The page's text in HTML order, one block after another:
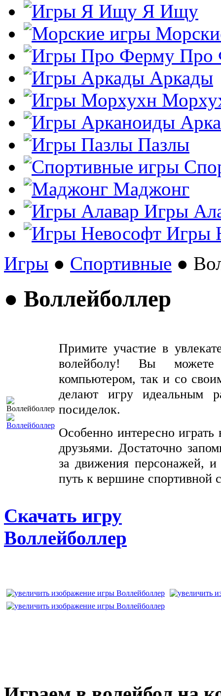
Я Ищу
Про
Аркады
Пазлы
Маджонг
Игры
Игры
Игры ● Спортивные ●
● Воллейболлер
Примите участие в
волейболу! Вы можете
компьютером, так и со
делают игру идеальным
посиделок.
Особенно интересно
друзьями. Достаточно
за движения персонажей,
путь к вершине
Скачать игру
Воллейболлер